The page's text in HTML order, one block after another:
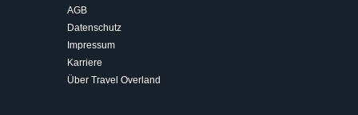
AGB
Datenschutz
Impressum
Karriere
Über Travel Overland